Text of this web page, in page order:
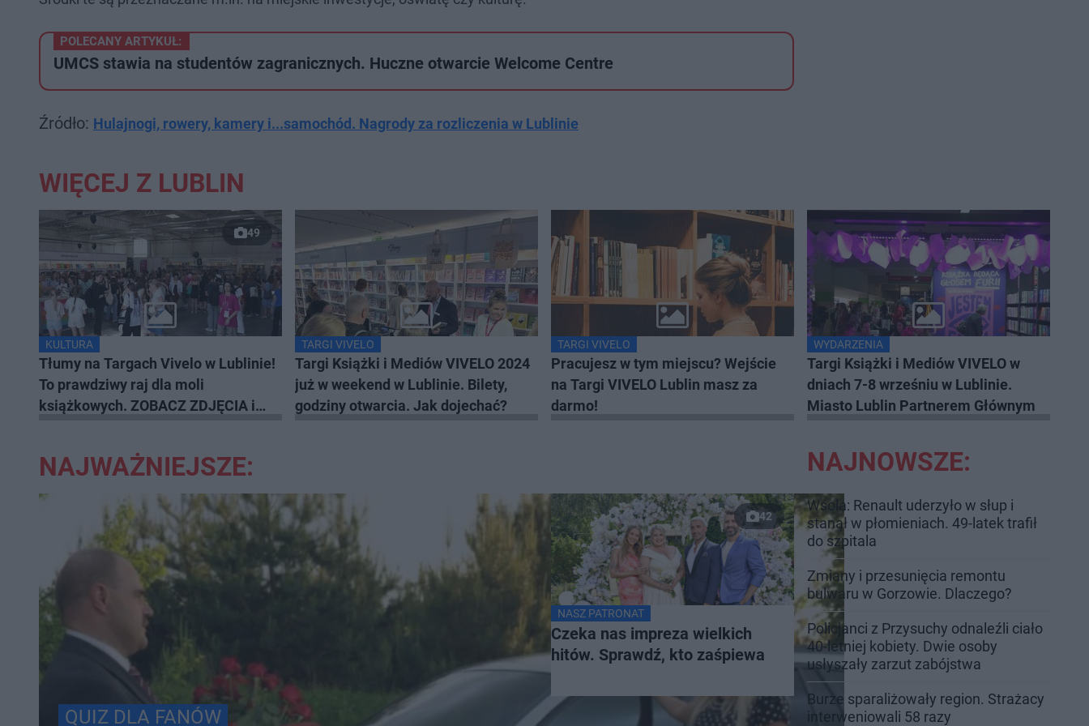
POLECANY ARTYKUŁ:
UMCS stawia na studentów zagranicznych. Huczne otwarcie Welcome Centre
Źródło: Hulajnogi, rowery, kamery i...samochód. Nagrody za rozliczenia w Lublinie
WIĘCEJ Z LUBLIN
49
KULTURA
Tłumy na Targach Vivelo w Lublinie!
To prawdziwy raj dla moli
książkowych. ZOBACZ ZDJĘCIA i
TARGI VIVELO
Targi Książki i Mediów VIVELO 2024
już w weekend w Lublinie. Bilety,
godziny otwarcia. Jak dojechać?
TARGI VIVELO
Pracujesz w tym miejscu? Wejście
na Targi VIVELO Lublin masz za
darmo!
WYDARZENIA
Targi Książki i Mediów VIVELO w
dniach 7-8 wrześniu w Lublinie.
Miasto Lublin Partnerem Głównym
NAJWAŻNIEJSZE:
QUIZ DLA FANÓW
42
NASZ PATRONAT
Czeka nas impreza wielkich
hitów. Sprawdź, kto zaśpiewa
NAJNOWSZE:
Wsola: Renault uderzyło w słup i
stanął w płomieniach. 49-latek trafił
do szpitala
Zmiany i przesunięcia remontu
bulwaru w Gorzowie. Dlaczego?
Policjanci z Przysuchy odnaleźli ciało
40-letniej kobiety. Dwie osoby
usłyszały zarzut zabójstwa
Burze sparaliżowały region. Strażacy
interweniowali 58 razy